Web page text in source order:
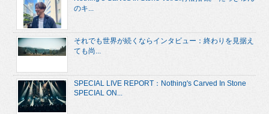
のキ...
それでも世界が続くならインタビュー：終わりを見据え
ても尚...
SPECIAL LIVE REPORT：Nothing's Carved In Stone
SPECIAL ON...